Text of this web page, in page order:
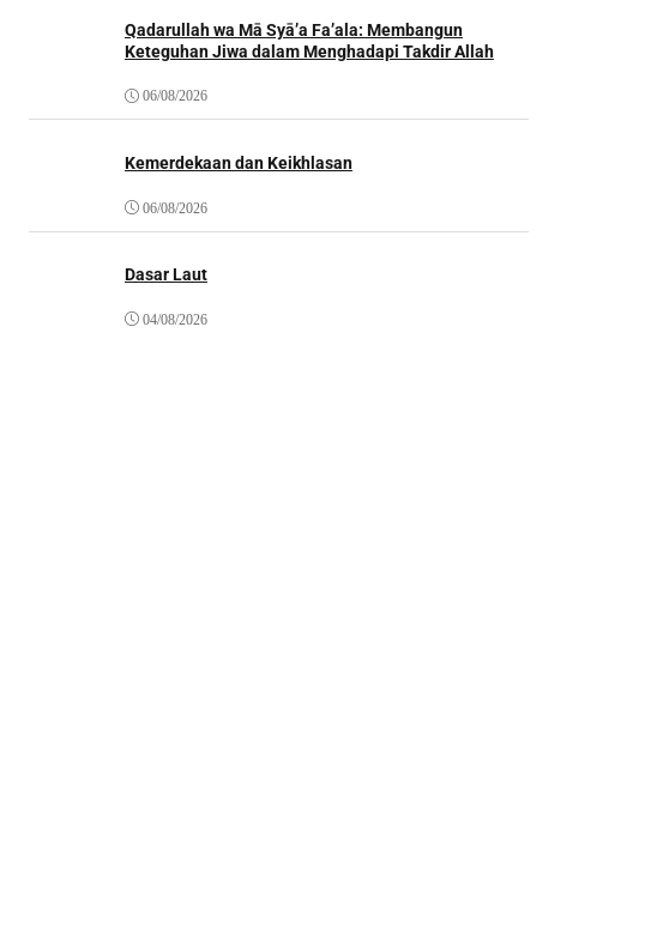
Qadarullah wa Mā Syā’a Fa’ala: Membangun
Keteguhan Jiwa dalam Menghadapi Takdir Allah
06/08/2026
Kemerdekaan dan Keikhlasan
06/08/2026
Dasar Laut
04/08/2026